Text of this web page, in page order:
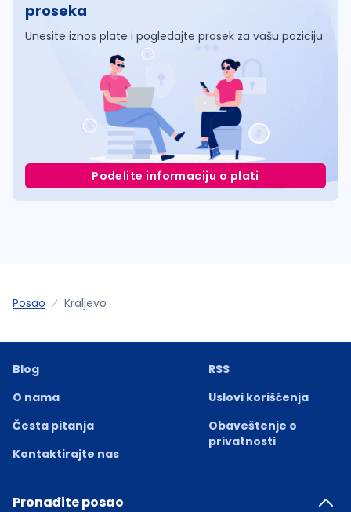
proseka
Unesite iznos plate i pogledajte prosek za vašu poziciju
Podelite informaciju o plati
Posao Kraljevo
Blog
O nama
Česta pitanja
Kontaktirajte nas
RSS
Uslovi korišćenja
Obaveštenje o
privatnosti
Pronađite posao